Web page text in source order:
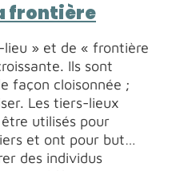
frontière
lieu » et de « frontière
Ils sont
façon cloisonnée ;
Les tiers-lieux
utilisés pour
et ont pour but
des individus